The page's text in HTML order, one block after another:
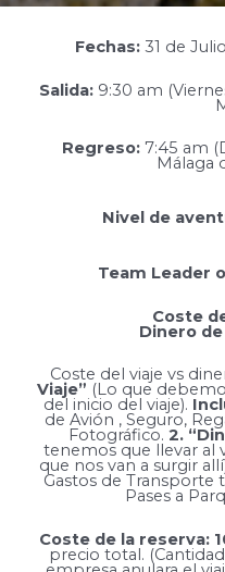
Fechas:31 de
Salida:9:30 am
Regreso: 7:45 am
Málaga
Nivel de
Team Leader
Coste
Dinero
Coste del viaje vs
Viaje” (Lo que
del inicio del viaje).
de Avión , Seguro,
Fotográfico. 2.
tenemos que llevar al
que nos van a surgir
Gastos de Transporte
Pases a
Coste de la reserva:
precio total.